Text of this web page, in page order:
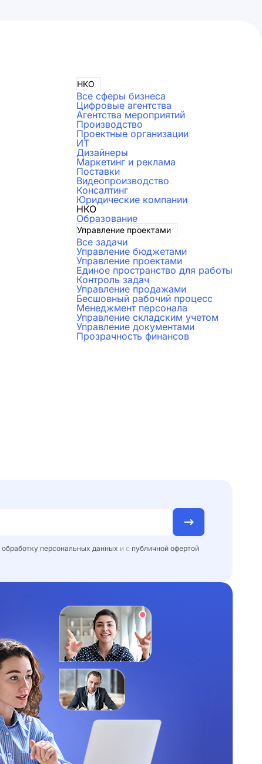
НКО
Все сферы бизнеса
Цифровые агентства
Агентства мероприятий
Производство
Проектные организации
ИТ
Дизайнеры
Маркетинг и реклама
Поставки
Видеопроизводство
Консалтинг
Юридические компании
НКО
Образование
Управление проектами
Все задачи
Управление бюджетами
Управление проектами
Единое пространство для работы
Контроль задач
Управление продажами
Бесшовный рабочий процесс
Менеджмент персонала
Управление складским учетом
Управление документами
Прозрачность финансов
обработку персональных данных и с публичной офертой